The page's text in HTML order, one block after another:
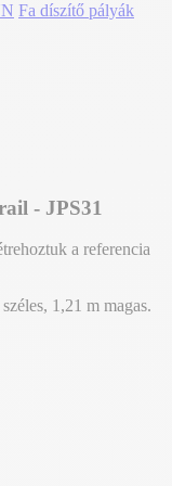
Fa díszítő pályák
- JPS31
a referencia
1,21 m magas.